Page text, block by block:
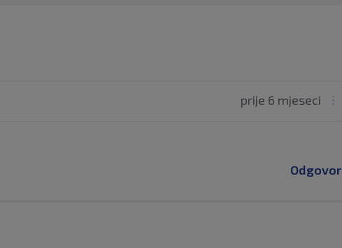
prije 6 mjeseci
Odgovor